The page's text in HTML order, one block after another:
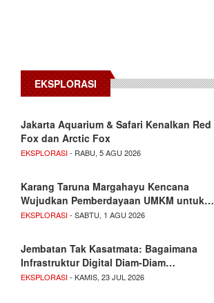
EKSPLORASI
Jakarta Aquarium & Safari Kenalkan Red
Fox dan Arctic Fox
EKSPLORASI- RABU, 5 AGU 2026
Karang Taruna Margahayu Kencana
Wujudkan Pemberdayaan UMKM untuk…
EKSPLORASI- SABTU, 1 AGU 2026
Jembatan Tak Kasatmata: Bagaimana
Infrastruktur Digital Diam-Diam…
EKSPLORASI- KAMIS, 23 JUL 2026